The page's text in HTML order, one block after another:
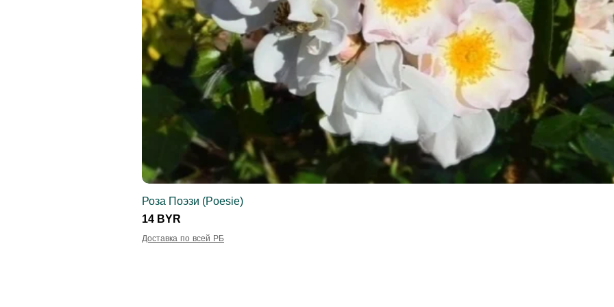
Роза Поэзи (Poesie)
Цена
14 BYR
Доставка по всей РБ